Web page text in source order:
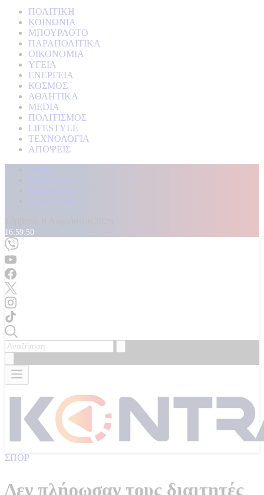
ΠΟΛΙΤΙΚΗ
ΚΟΙΝΩΝΙΑ
ΜΠΟΥΡΛΟΤΟ
ΠΑΡΑΠΟΛΙΤΙΚΑ
ΟΙΚΟΝΟΜΙΑ
ΥΓΕΙΑ
ΕΝΕΡΓΕΙΑ
ΚΟΣΜΟΣ
ΑΘΛΗΤΙΚΑ
MEDIA
ΠΟΛΙΤΙΣΜΟΣ
LIFESTYLE
ΤΕΧΝΟΛΟΓΙΑ
ΑΠΟΨΕΙΣ
Αρχική
Kontra Live
Καταγγελίες
Επικοινωνία
16:59:52
ΣΠΟΡ
Δεν πλήρωσαν τους διαιτητές